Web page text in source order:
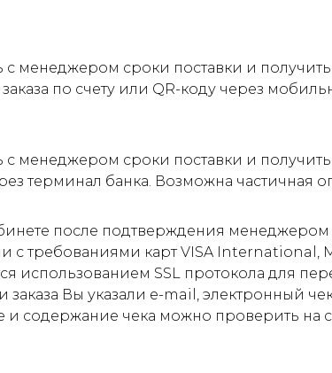
с менеджером сроки поставки и
по счету или QR-коду через
менеджером сроки поставки и
терминал банка. Возможна частичная
после подтверждения менеджером
с требованиями карт VISA
использованием SSL протокола для
Вы указали e-mail, электронный
и содержание чека можно проверить на